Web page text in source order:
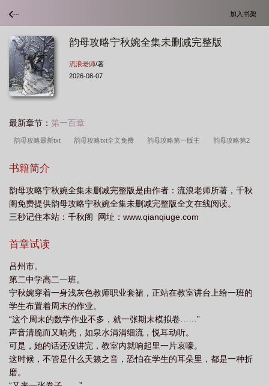
加入书架
韵母攻略宁秋婉全集未删减完整版
流浪老师/著
2026-08-07
最新章节： 第一百章
韵母攻略最新txt 韵母攻略txt全文免费 韵母攻略第一版主 韵母攻略第2
最新章节在线阅读
阅读 韵母攻略 韵母攻略全本 韵母攻略全文免费 韵母攻略在线
书籍简介
韵母攻略宁秋婉全集未删减完整版是由作者：流浪老师所著，千秋
阁免费提供韵母攻略宁秋婉全集未删减完整版全文在线阅读。
三秒记住本站：千秋阁 网址：www.qianqiuge.com
首章试读
吕州市。
第二中学高二一班。
宁秋婉穿着一身浅灰色教师职业套裙，正站在教室讲台上给一班的
学生布置着周末的作业。
“这个周末的数学作业不多，就一张期末模拟卷……”
声音清脆而又响亮，如泉水涓涓细流，悦耳动听。
可是，她的话还没讲完，教室内就响起里一片哀嚎。
这时候，不管是什么天籁之音，恐怕在学生的耳朵里，都是一种折
磨。